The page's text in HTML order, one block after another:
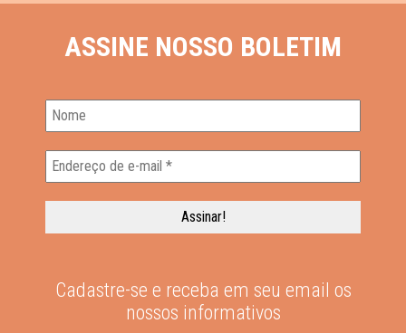
ASSINE NOSSO BOLETIM
Cadastre-se e receba em seu email os
nossos informativos